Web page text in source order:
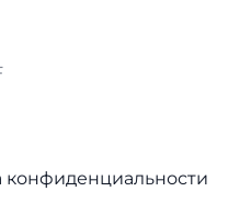
конфиденциальности